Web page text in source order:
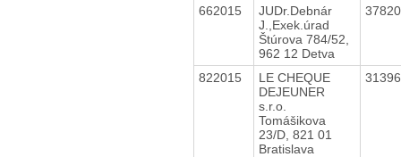
662015
JUDr.Debnár
J.,Exek.úrad
Štúrova 784/52,
962 12 Detva
822015
LE CHEQUE
DEJEUNER
s.r.o.
Tomášikova
23/D, 821 01
Bratislava